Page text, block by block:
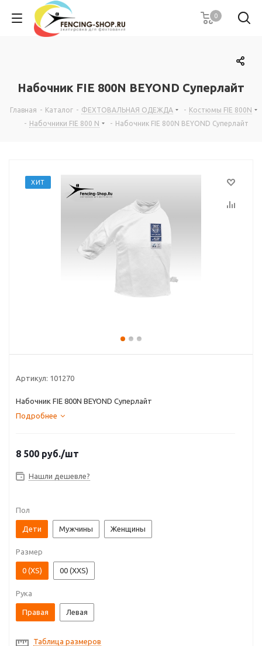
0
Набочник FIE 800N BEYOND Суперлайт
Главная - Каталог - ФЕХТОВАЛЬНАЯ ОДЕЖДА - Костюмы FIE 800N
- Набочники FIE 800 N - Набочник FIE 800N BEYOND Суперлайт
ХИТ
Артикул: 101270
Набочник FIE 800N BEYOND Суперлайт
Подробнее
8 500 руб./шт
Нашли дешевле?
Пол
Дети Мужчины Женщины
Размер
0 (XS) 00 (XXS)
Рука
Правая Левая
Таблица размеров